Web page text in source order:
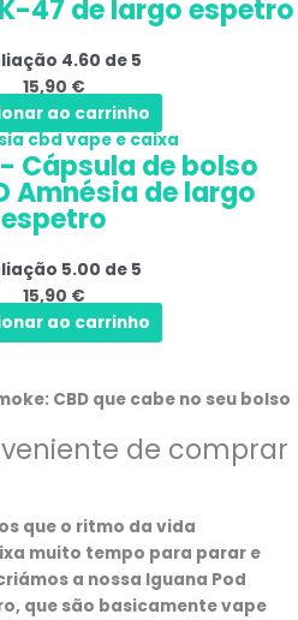
47 de largo espetro
4.60 de 5
15,90 €
ao carrinho
Cápsula de bolso
Amnésia de largo
espetro
5.00 de 5
15,90 €
ao carrinho
CBD que cabe no seu bolso
de comprar
que o ritmo da vida
muito tempo para parar e
a nossa Iguana Pod
que são basicamentevape